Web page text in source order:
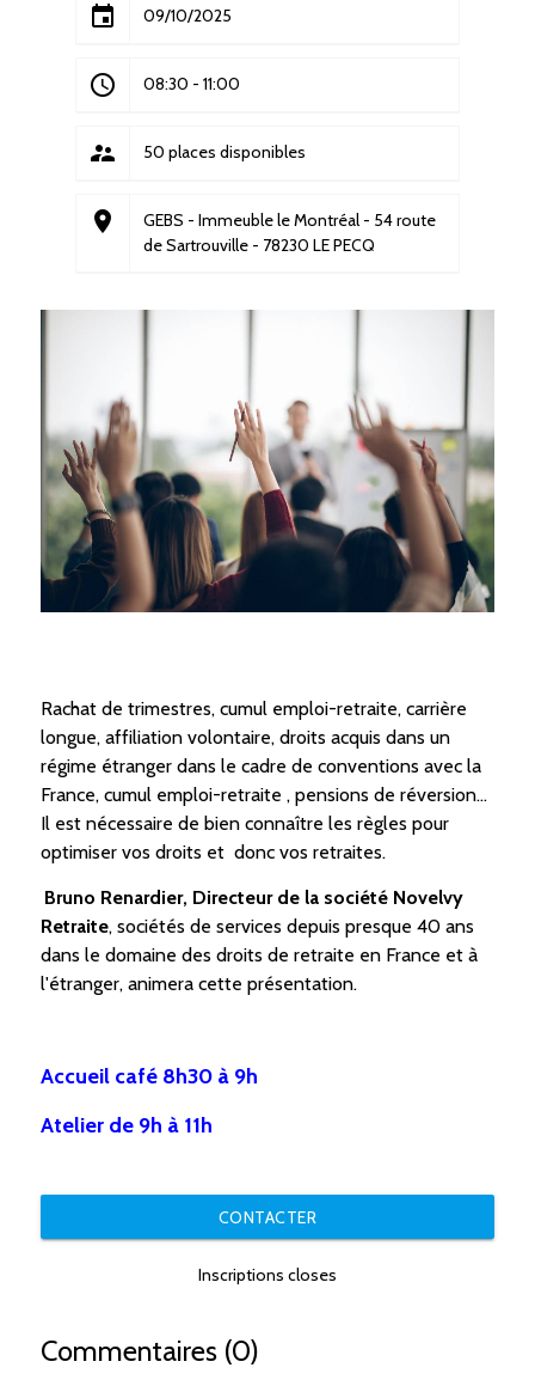
event 09/10/2025
access_time 08:30 - 11:00
supervisor_account 50 places disponibles
place
GEBS - Immeuble le Montréal - 54 route
de Sartrouville - 78230 LE PECQ
Rachat de trimestres, cumul emploi-retraite, carrière
longue, affiliation volontaire, droits acquis dans un
régime étranger dans le cadre de conventions avec la
France, cumul emploi-retraite , pensions de réversion...
Il est nécessaire de bien connaître les règles pour
optimiser vos droits et donc vos retraites.
Bruno Renardier, Directeur de la société Novelvy
Retraite, sociétés de services depuis presque 40 ans
dans le domaine des droits de retraite en France et à
l'étranger, animera cette présentation.
Accueil café 8h30 à 9h
Atelier de 9h à 11h
CONTACTER
Inscriptions closes
Commentaires (0)